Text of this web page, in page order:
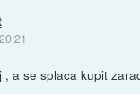
a se splaca kupit